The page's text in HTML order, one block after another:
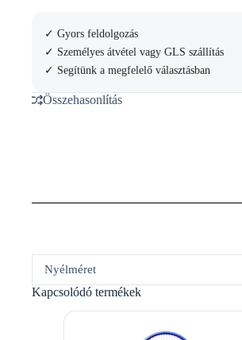
mennyiség
✓ Gyors feldolgozás
✓ Személyes átvétel vagy GLS szállítás
✓ Segítünk a megfelelő választásban
Összehasonlítás
Nyélméret
Kapcsolódó termékek